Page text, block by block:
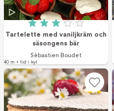
Betyg: 3.07 av 5
Tartelette med vaniljkräm och
säsongens bär
Sébastien Boudet
40 m + tid i kyl